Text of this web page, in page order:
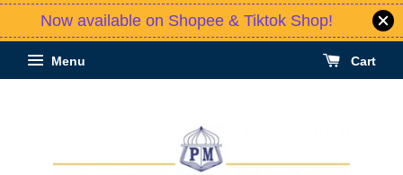
Now available on Shopee & Tiktok Shop!
Menu Cart